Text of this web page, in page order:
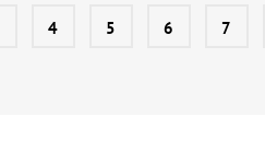
4 5 6 7